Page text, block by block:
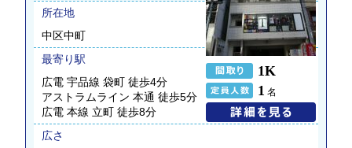
1K
1 名
所在地
中区中町
最寄り駅
広電 宇品線 袋町 徒歩4分
アストラムライン 本通 徒歩5分
広電 本線 立町 徒歩8分
広さ